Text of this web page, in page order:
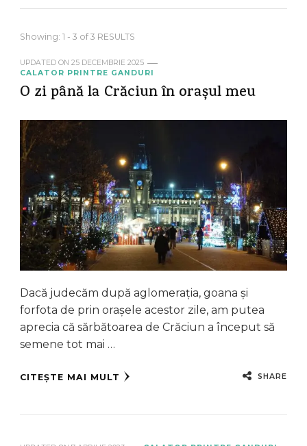
Showing: 1 - 3 of 3 RESULTS
UPDATED ON 25 DECEMBRIE 2025
CALATOR PRINTRE GANDURI
O zi până la Crăciun în orașul meu
Dacă judecăm după aglomerația, goana și
forfota de prin orașele acestor zile, am putea
aprecia că sărbătoarea de Crăciun a început să
semene tot mai …
CITEȘTE MAI MULT SHARE